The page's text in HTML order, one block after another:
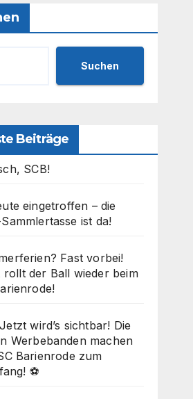
Suchen
Beiträge
SCB!
eingetroffen – die
ist da!
Fast vorbei!
rollt der Ball wieder beim
wird’s sichtbar! Die
Werbebanden machen
Barienrode zum
⚽